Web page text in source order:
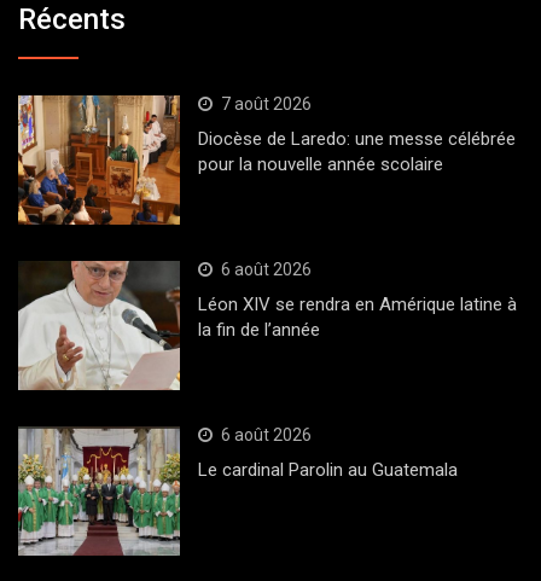
Récents
7 août 2026
Diocèse de Laredo: une messe célébrée
pour la nouvelle année scolaire
6 août 2026
Léon XIV se rendra en Amérique latine à
la fin de l’année
6 août 2026
Le cardinal Parolin au Guatemala